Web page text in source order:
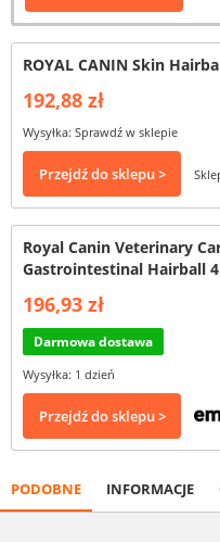
ROYAL CANIN Skin
192,88 zł
Wysyłka: Sprawdź w sklepie
Przejdź do sklepu >
Royal Canin Veterinary
Gastrointestinal Hairball
196,93 zł
Darmowa dostawa
Wysyłka: 1 dzień
Przejdź do sklepu >
PODOBNE INFORMACJE